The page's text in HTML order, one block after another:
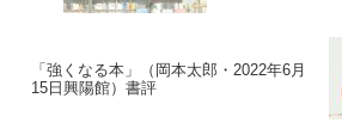
「強くなる本」（岡本太郎・2022年6月
15日興陽館）書評